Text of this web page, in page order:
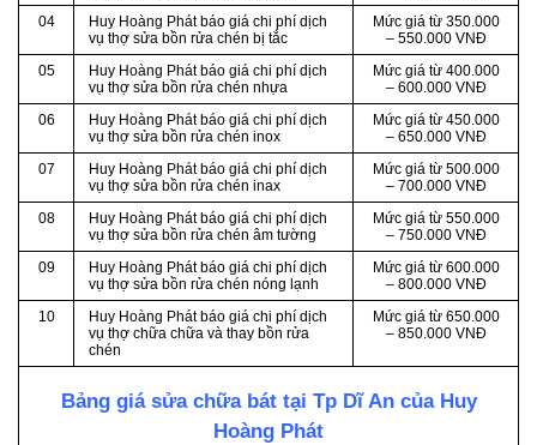
04
Huy Hoàng Phát báo giá chi phí dịch
vụ thợ sửa bồn rửa chén bị tắc
Mức giá từ 350.000
– 550.000 VNĐ
05
Huy Hoàng Phát báo giá chi phí dịch
vụ thợ sửa bồn rửa chén nhựa
Mức giá từ 400.000
– 600.000 VNĐ
06
Huy Hoàng Phát báo giá chi phí dịch
vụ thợ sửa bồn rửa chén inox
Mức giá từ 450.000
– 650.000 VNĐ
07
Huy Hoàng Phát báo giá chi phí dịch
vụ thợ sửa bồn rửa chén inax
Mức giá từ 500.000
– 700.000 VNĐ
08
Huy Hoàng Phát báo giá chi phí dịch
vụ thợ sửa bồn rửa chén âm tường
Mức giá từ 550.000
– 750.000 VNĐ
09
Huy Hoàng Phát báo giá chi phí dịch
vụ thợ sửa bồn rửa chén nóng lạnh
Mức giá từ 600.000
– 800.000 VNĐ
10
Huy Hoàng Phát báo giá chi phí dịch
vụ thợ chữa chữa và thay bồn rửa
chén
Mức giá từ 650.000
– 850.000 VNĐ
Bảng giá sửa chữa bát tại Tp Dĩ An của Huy
Hoàng Phát